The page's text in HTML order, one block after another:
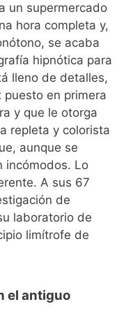
un supermercado
hora completa y,
se acaba
hipnótica para
lleno de detalles,
en primera
y que le otorga
repleta y colorista
aunque se
incómodos. Lo
A sus 67
de
laboratorio de
limítrofe de
el antiguo